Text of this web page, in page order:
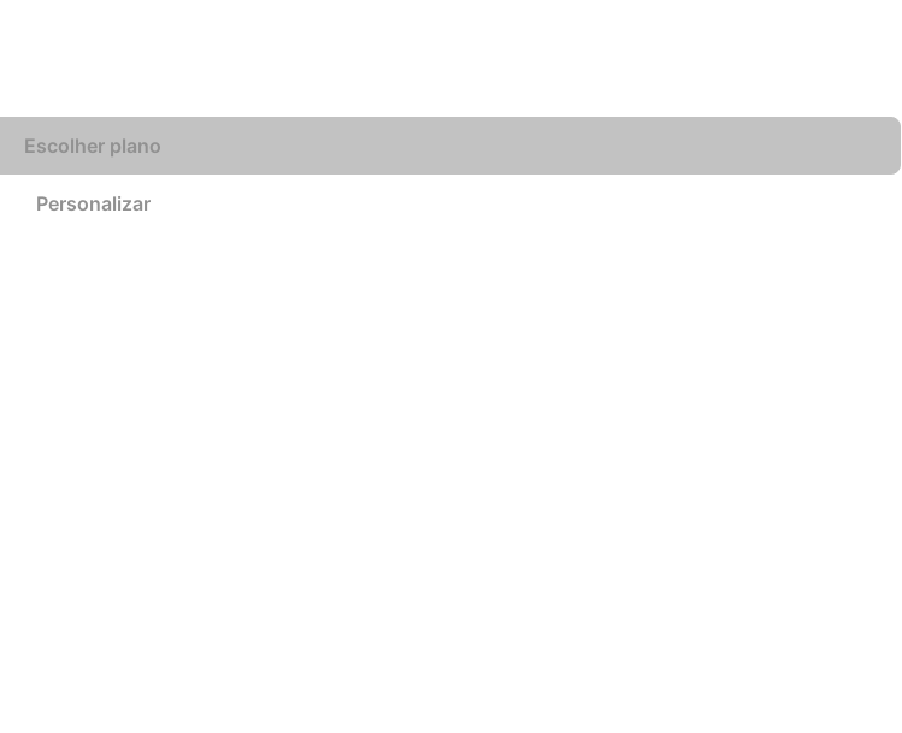
Escolher plano
Personalizar